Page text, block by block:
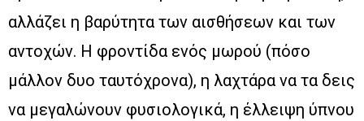
αλλάζει η βαρύτητα των αισθήσεων και των
αντοχών. Η φροντίδα ενός μωρού (πόσο
μάλλον δυο ταυτόχρονα), η λαχτάρα να τα δεις
να μεγαλώνουν φυσιολογικά, η έλλειψη ύπνου